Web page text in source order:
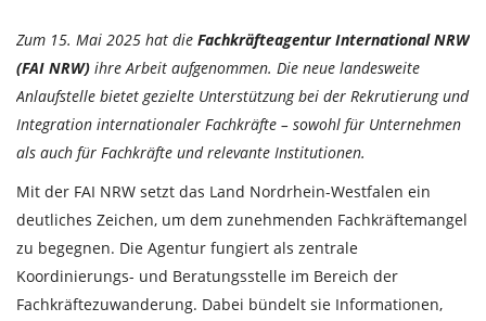
Zum 15. Mai 2025 hat die Fachkräfteagentur International NRW
(FAI NRW) ihre Arbeit aufgenommen. Die neue landesweite
Anlaufstelle bietet gezielte Unterstützung bei der Rekrutierung und
Integration internationaler Fachkräfte – sowohl für Unternehmen
als auch für Fachkräfte und relevante Institutionen.
Mit der FAI NRW setzt das Land Nordrhein-Westfalen ein
deutliches Zeichen, um dem zunehmenden Fachkräftemangel
zu begegnen. Die Agentur fungiert als zentrale
Koordinierungs- und Beratungsstelle im Bereich der
Fachkräftezuwanderung. Dabei bündelt sie Informationen,